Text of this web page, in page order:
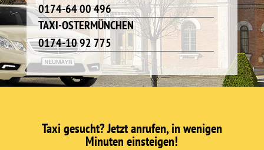
0174-64 00 496
TAXI-OSTERMÜNCHEN
0174-10 92 775
Taxi gesucht? Jetzt anrufen, in wenigen
Minuten einsteigen!